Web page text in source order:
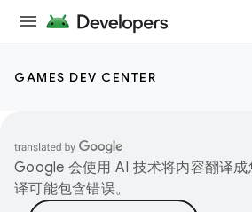
GAMES DEV CENTER
Google 会使用 AI 技术将内容翻译
译可能包含错误。